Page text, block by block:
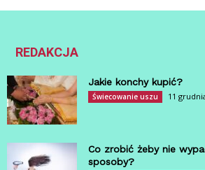
REDAKCJA
Jakie konchy kupić?
Świecowanie uszu 11
Co zrobić żeby nie
sposoby?